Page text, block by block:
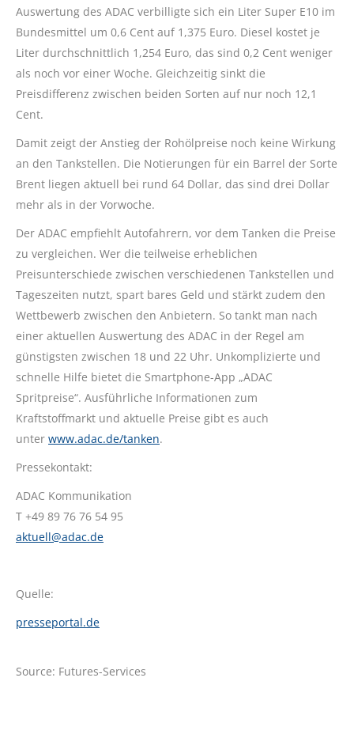
Auswertung des ADAC verbilligte sich ein Liter Super E10 im
Bundesmittel um 0,6 Cent auf 1,375 Euro. Diesel kostet je
Liter durchschnittlich 1,254 Euro, das sind 0,2 Cent weniger
als noch vor einer Woche. Gleichzeitig sinkt die
Preisdifferenz zwischen beiden Sorten auf nur noch 12,1
Cent.
Damit zeigt der Anstieg der Rohölpreise noch keine Wirkung
an den Tankstellen. Die Notierungen für ein Barrel der Sorte
Brent liegen aktuell bei rund 64 Dollar, das sind drei Dollar
mehr als in der Vorwoche.
Der ADAC empfiehlt Autofahrern, vor dem Tanken die Preise
zu vergleichen. Wer die teilweise erheblichen
Preisunterschiede zwischen verschiedenen Tankstellen und
Tageszeiten nutzt, spart bares Geld und stärkt zudem den
Wettbewerb zwischen den Anbietern. So tankt man nach
einer aktuellen Auswertung des ADAC in der Regel am
günstigsten zwischen 18 und 22 Uhr. Unkomplizierte und
schnelle Hilfe bietet die Smartphone-App „ADAC
Spritpreise“. Ausführliche Informationen zum
Kraftstoffmarkt und aktuelle Preise gibt es auch
unter www.adac.de/tanken.
Pressekontakt:
ADAC Kommunikation
T +49 89 76 76 54 95
aktuell@adac.de
Quelle:
presseportal.de
Source: Futures-Services